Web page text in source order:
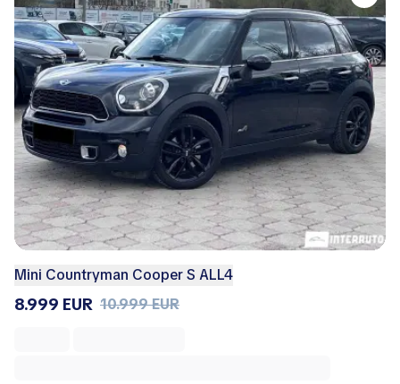
Mini Countryman Cooper S ALL4
8.999 EUR 10.999 EUR